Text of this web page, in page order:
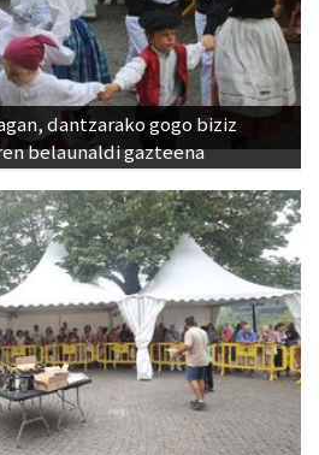
dantzarako gogo biziz
belaunaldi gazteena